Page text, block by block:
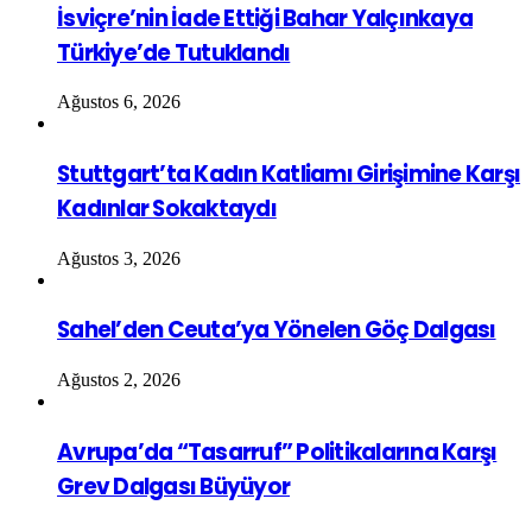
İsviçre’nin İade Ettiği Bahar Yalçınkaya
Türkiye’de Tutuklandı
Ağustos 6, 2026
Stuttgart’ta Kadın Katliamı Girişimine Karşı
Kadınlar Sokaktaydı
Ağustos 3, 2026
Sahel’den Ceuta’ya Yönelen Göç Dalgası
Ağustos 2, 2026
Avrupa’da “Tasarruf” Politikalarına Karşı
Grev Dalgası Büyüyor